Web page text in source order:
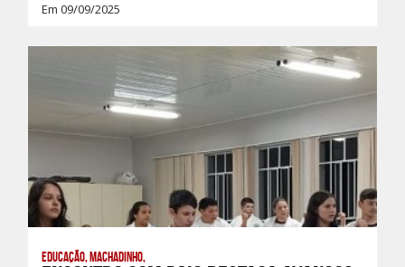
Em 09/09/2025
Educação, Machadinho,